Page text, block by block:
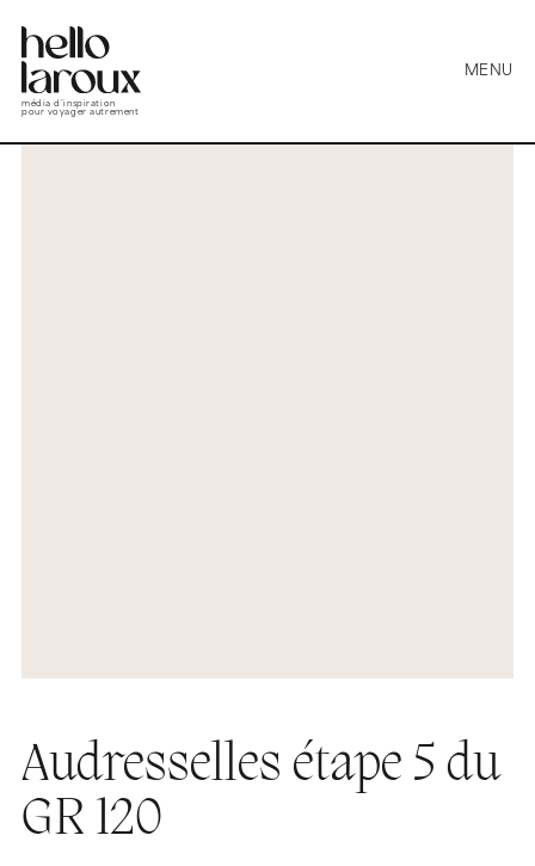
média d’inspiration
pour voyager autrement
MENU
Audresselles étape 5 du
GR 120